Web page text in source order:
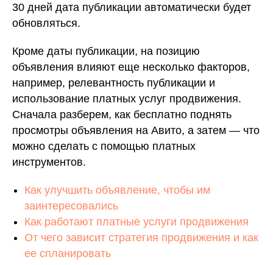
30 дней дата публикации автоматически будет
обновляться.
Кроме даты публикации, на позицию
объявления влияют еще несколько факторов,
например, релевантность публикации и
использование платных услуг продвижения.
Сначала разберем, как бесплатно поднять
просмотры объявления на Авито, а затем — что
можно сделать с помощью платных
инструментов.
Как улучшить объявление, чтобы им
заинтересовались
Как работают платные услуги продвижения
От чего зависит стратегия продвижения и как
ее спланировать